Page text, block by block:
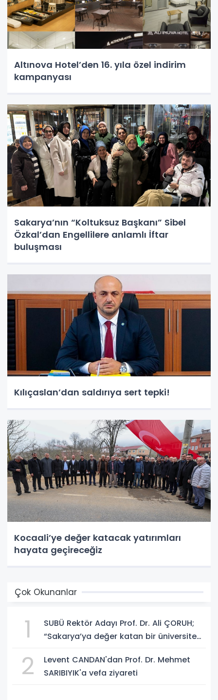
Altınova Hotel’den 16. yıla özel indirim
kampanyası
Sakarya’nın “Koltuksuz Başkanı” Sibel
Özkal’dan Engellilere anlamlı İftar
buluşması
Kılıçaslan’dan saldırıya sert tepki!
Kocaali’ye değer katacak yatırımları
hayata geçireceğiz
Çok Okunanlar
1
SUBÜ Rektör Adayı Prof. Dr. Ali ÇORUH;
“Sakarya’ya değer katan bir üniversite
2
Levent CANDAN'dan Prof. Dr. Mehmet
SARIBIYIK'a vefa ziyareti